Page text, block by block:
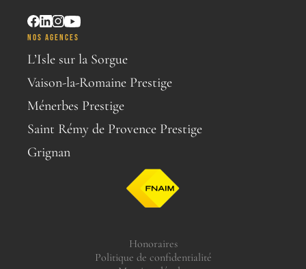
NOS AGENCES
L’Isle sur la Sorgue
Vaison-la-Romaine Prestige
Ménerbes Prestige
Saint Rémy de Provence Prestige
Grignan
Honoraires
Politique de confidentialité